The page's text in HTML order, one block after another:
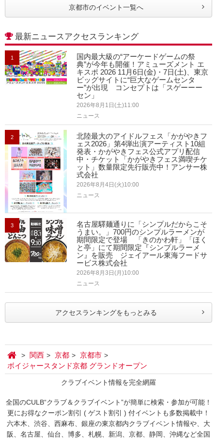
京都市のイベント一覧へ
最新ニュースアクセスランキング
1
国内最大級の“アーケードゲームの祭
典”が今年も開催！アミューズメント エ
キスポ 2026 11月6日(金)・7日(土)、東京
ビッグサイトに“巨大なゲームセンタ
ー”が出現 コンセプトは「スゲーーー
セン」
2026年8月1日(土)11:00
ニュース
2
北陸最大のアイドルフェス「かがやきフ
ェス2026」第4弾出演アーティスト10組
発表・かがやきフェス公式アプリ配信
中・チケット「かがやきフェス満喫チケ
ット」数量限定先行販売中！アンサー株
式会社
2026年8月4日(火)10:00
ニュース
3
名古屋驛麺通りに「シンプルだからこそ
うまい。」700円のシンプルラーメンが
期間限定で登場 「きのかわ軒」「ほく
と亭」にて期間限定『シンプルラーメ
ン』を販売 ジェイアール東海フードサ
ービス株式会社
2026年8月3日(月)10:00
ニュース
アクセスランキングをもっとみる
関西 京都
京都市
ボイジャースタンド京都 グランドオープン
クラブイベント情報を完全網羅
全国のCULB“クラブ＆クラブイベント”が簡単に検索・参加が可能！
更にお得なクーポン割引 ( ゲスト割引 ) 付イベントも多数掲載中！
六本木、渋谷、西麻布、銀座の東京都内クラブイベント情報や、大
阪、名古屋、仙台、博多、札幌、新潟、京都、静岡、沖縄など全国